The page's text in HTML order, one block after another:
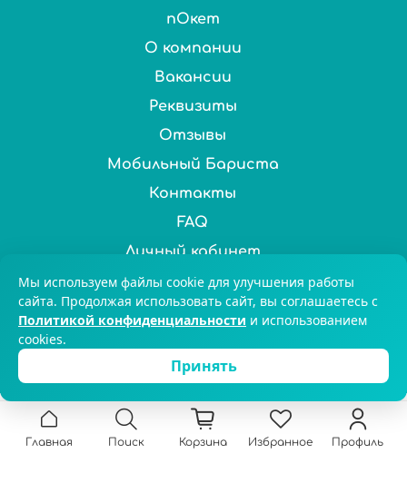
пОкет
О компании
Вакансии
Реквизиты
Отзывы
Мобильный Бариста
Контакты
FAQ
Личный кабинет
Нас выбирают более 100 000 ценителей чая и кофе по
всей России. © 2025 Chai&Coffee
8-800-551-59-47Екатеринбург
Главная Поиск Корзина Избранное Профиль
Мы используем файлы cookie для улучшения работы
сайта. Продолжая использовать сайт, вы соглашаетесь с
Политикой конфиденциальности и использованием
cookies.
Принять